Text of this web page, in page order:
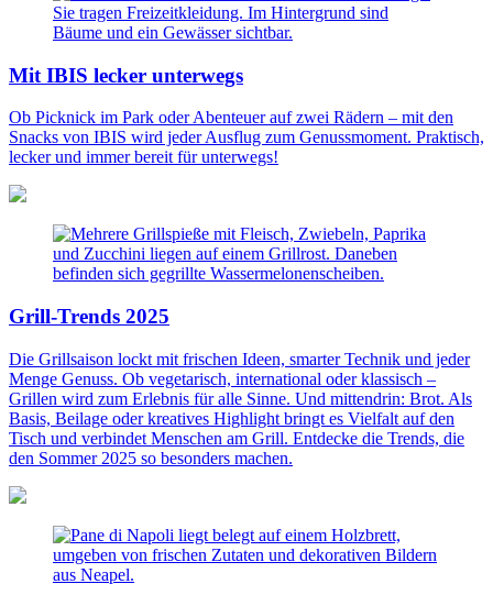
Mit IBIS lecker unterwegs
Ob Picknick im Park oder Abenteuer auf zwei Rädern – mit den
Snacks von IBIS wird jeder Ausflug zum Genussmoment. Praktisch,
lecker und immer bereit für unterwegs!
Grill-Trends 2025
Die Grillsaison lockt mit frischen Ideen, smarter Technik und jeder
Menge Genuss. Ob vegetarisch, international oder klassisch –
Grillen wird zum Erlebnis für alle Sinne. Und mittendrin: Brot. Als
Basis, Beilage oder kreatives Highlight bringt es Vielfalt auf den
Tisch und verbindet Menschen am Grill. Entdecke die Trends, die
den Sommer 2025 so besonders machen.